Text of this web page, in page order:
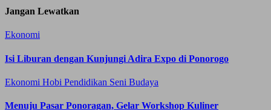
Jangan Lewatkan
Ekonomi
Isi Liburan dengan Kunjungi Adira Expo di Ponorogo
Ekonomi Hobi Pendidikan Seni Budaya
Menuju Pasar Ponoragan, Gelar Workshop Kuliner